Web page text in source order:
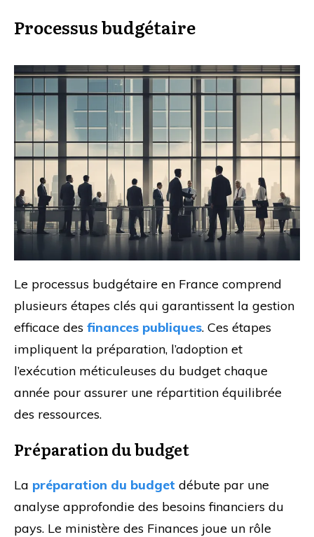
Processus budgétaire
Le processus budgétaire en France comprend
plusieurs étapes clés qui garantissent la gestion
efficace des finances publiques. Ces étapes
impliquent la préparation, l’adoption et
l’exécution méticuleuses du budget chaque
année pour assurer une répartition équilibrée
des ressources.
Préparation du budget
La préparation du budget débute par une
analyse approfondie des besoins financiers du
pays. Le ministère des Finances joue un rôle